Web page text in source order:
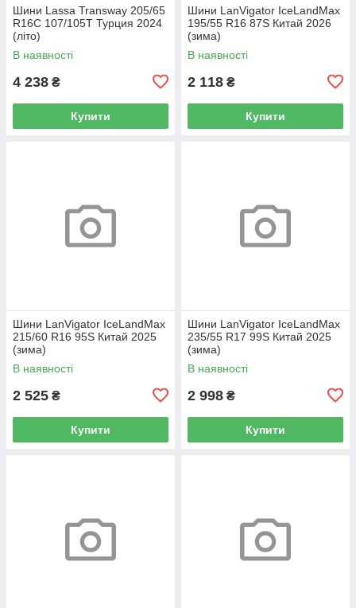
Шини Lassa Transway 205/65
R16C 107/105T Турция 2024
(літо)
В наявності
4 238 ₴
Купити
Шини LanVigator IceLandMax
195/55 R16 87S Китай 2026
(зима)
В наявності
2 118 ₴
Купити
Шини LanVigator IceLandMax
215/60 R16 95S Китай 2025
(зима)
В наявності
2 525 ₴
Купити
Шини LanVigator IceLandMax
235/55 R17 99S Китай 2025
(зима)
В наявності
2 998 ₴
Купити